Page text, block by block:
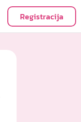
Registracija